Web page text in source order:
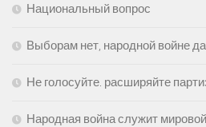
Национальный вопрос
Выборам нет, народной войне да
Не голосуйте. расширяйте
Народная война служит